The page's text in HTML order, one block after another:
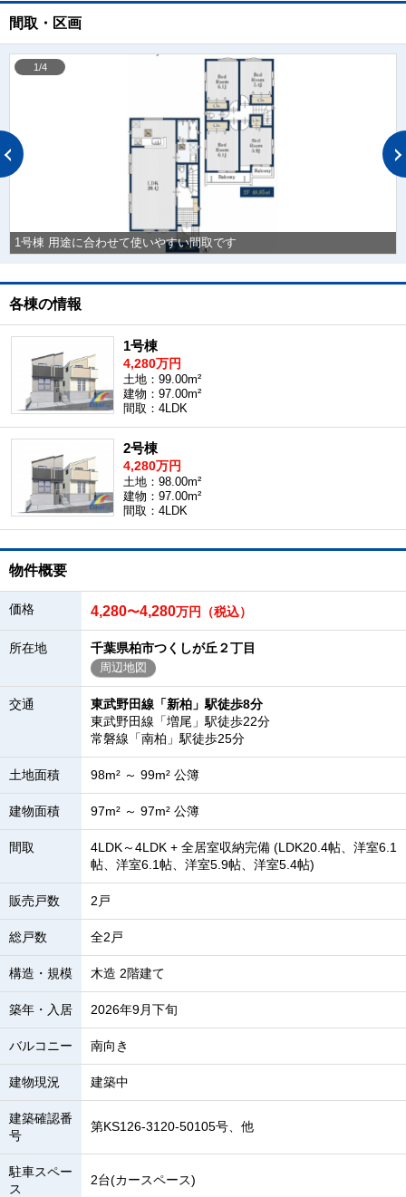
間取・区画
1号棟 用途に合わせて使いやすい間取です
1/4
各棟の情報
1号棟
4,280万円
土地：99.00m²
建物：97.00m²
間取：4LDK
2号棟
4,280万円
土地：98.00m²
建物：97.00m²
間取：4LDK
物件概要
価格 4,280〜4,280万円（税込）
所在地 千葉県柏市つくしが丘２丁目
周辺地図
交通
東武野田線「新柏」駅徒歩8分
東武野田線「増尾」駅徒歩22分
常磐線「南柏」駅徒歩25分
土地面積 98m² ～ 99m² 公簿
建物面積 97m² ～ 97m² 公簿
間取
4LDK～4LDK + 全居室収納完備 (LDK20.4帖、洋室6.1
帖、洋室6.1帖、洋室5.9帖、洋室5.4帖)
販売戸数 2戸
総戸数 全2戸
構造・規模 木造 2階建て
築年・入居 2026年9月下旬
バルコニー 南向き
建物現況 建築中
建築確認番
号
第KS126-3120-50105号、他
駐車スペー
ス
2台(カースペース)